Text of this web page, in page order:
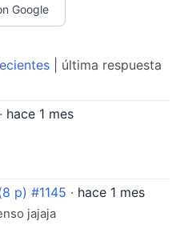
Google
| última respuesta
· hace 1 mes
p) #1145 · hace 1 mes
jajaja